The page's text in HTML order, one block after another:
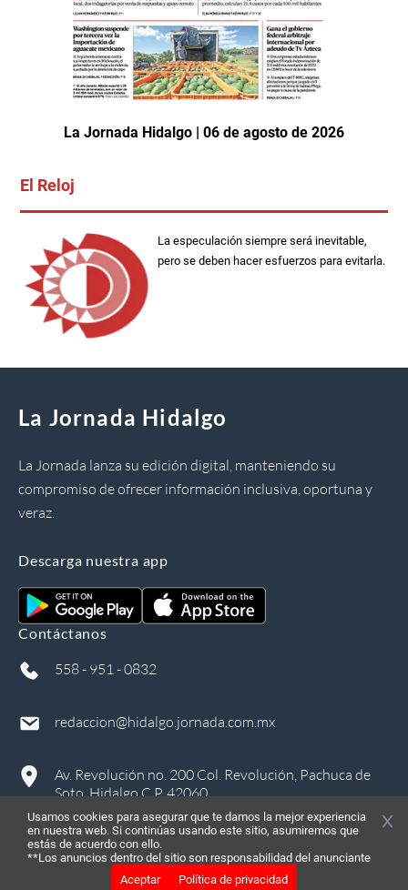
La Jornada Hidalgo | 06 de agosto de 2026
El Reloj
La especulación siempre será inevitable,
pero se deben hacer esfuerzos para evitarla.
La Jornada Hidalgo
La Jornada lanza su edición digital, manteniendo su
compromiso de ofrecer información inclusiva, oportuna y
veraz.
Descarga nuestra app
Contáctanos
558 - 951 - 0832
redaccion@hidalgo.jornada.com.mx
Av. Revolución no. 200 Col. Revolución, Pachuca de
Soto, Hidalgo C.P. 42060
2026, Todos los derechos reservados
Usamos cookies para asegurar que te damos la mejor experiencia
en nuestra web. Si continúas usando este sitio, asumiremos que
estás de acuerdo con ello.
**Los anuncios dentro del sitio son responsabilidad del anunciante
Aceptar
Política de privacidad